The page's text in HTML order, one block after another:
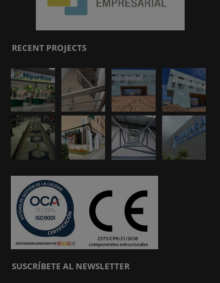
RECENT PROJECTS
SUSCRÍBETE AL NEWSLETTER